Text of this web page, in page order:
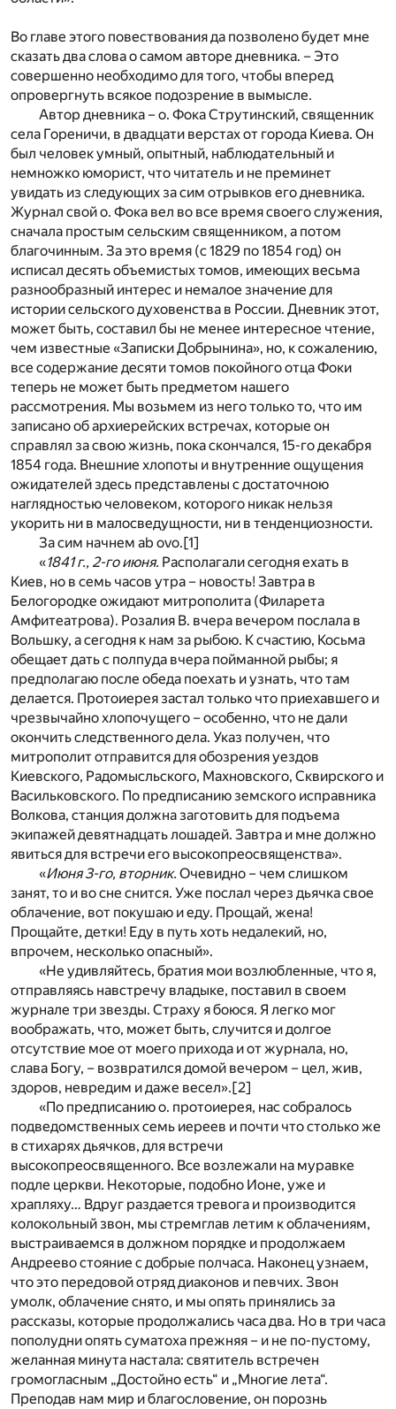
Во главе этого повествования да позволено будет мне
сказать два слова о самом авторе дневника. – Это
совершенно необходимо для того, чтобы вперед
опровергнуть всякое подозрение в вымысле.
Автор дневника – о. Фока Струтинский, священник
села Гореничи, в двадцати верстах от города Киева. Он
был человек умный, опытный, наблюдательный и
немножко юморист, что читатель и не преминет
увидать из следующих за сим отрывков его дневника.
Журнал свой о. Фока вел во все время своего служения,
сначала простым сельским священником, а потом
благочинным. За это время (с 1829 по 1854 год) он
исписал десять объемистых томов, имеющих весьма
разнообразный интерес и немалое значение для
истории сельского духовенства в России. Дневник этот,
может быть, составил бы не менее интересное чтение,
чем известные «Записки Добрынина», но, к сожалению,
все содержание десяти томов покойного отца Фоки
теперь не может быть предметом нашего
рассмотрения. Мы возьмем из него только то, что им
записано об архиерейских встречах, которые он
справлял за свою жизнь, пока скончался, 15-го декабря
1854 года. Внешние хлопоты и внутренние ощущения
ожидателей здесь представлены с достаточною
наглядностью человеком, которого никак нельзя
укорить ни в малосведущности, ни в тенденциозности.
За сим начнем ab ovo. [1]
«1841 г., 2-го июня. Располагали сегодня ехать в
Киев, но в семь часов утра – новость! Завтра в
Белогородке ожидают митрополита (Филарета
Амфитеатрова). Розалия В. вчера вечером послала в
Вольшку, а сегодня к нам за рыбою. К счастию, Косьма
обещает дать с полпуда вчера пойманной рыбы; я
предполагаю после обеда поехать и узнать, что там
делается. Протоиерея застал только что приехавшего и
чрезвычайно хлопочущего – особенно, что не дали
окончить следственного дела. Указ получен, что
митрополит отправится для обозрения уездов
Киевского, Радомысльского, Махновского, Сквирского и
Васильковского. По предписанию земского исправника
Волкова, станция должна заготовить для подъема
экипажей девятнадцать лошадей. Завтра и мне должно
явиться для встречи его высокопреосвященства».
«Июня 3-го, вторник. Очевидно – чем слишком
занят, то и во сне снится. Уже послал через дьячка свое
облачение, вот покушаю и еду. Прощай, жена!
Прощайте, детки! Еду в путь хоть недалекий, но,
впрочем, несколько опасный».
«Не удивляйтесь, братия мои возлюбленные, что я,
отправляясь навстречу владыке, поставил в своем
журнале три звезды. Страху я боюся. Я легко мог
воображать, что, может быть, случится и долгое
отсутствие мое от моего прихода и от журнала, но,
слава Богу, – возвратился домой вечером – цел, жив,
здоров, невредим и даже весел». [2]
«По предписанию о. протоиерея, нас собралось
подведомственных семь иереев и почти что столько же
в стихарях дьячков, для встречи
высокопреосвященного. Все возлежали на муравке
подле церкви. Некоторые, подобно Ионе, уже и
храпляху… Вдруг раздается тревога и производится
колокольный звон, мы стремглав летим к облачениям,
выстраиваемся в должном порядке и продолжаем
Андреево стояние с добрые полчаса. Наконец узнаем,
что это передовой отряд диаконов и певчих. Звон
умолк, облачение снято, и мы опять принялись за
рассказы, которые продолжались часа два. Но в три часа
пополудни опять суматоха прежняя – и не по-пустому,
желанная минута настала: святитель встречен
громогласным „Достойно есть“ и „Многие лета“.
Преподав нам мир и благословение, он порознь